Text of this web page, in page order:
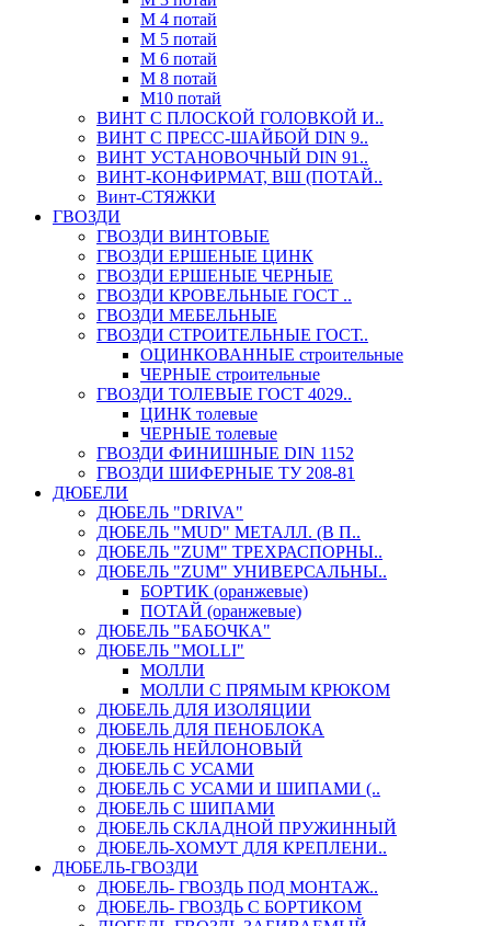
М 4 потай
М 5 потай
М 6 потай
М 8 потай
М10 потай
ВИНТ С ПЛОСКОЙ ГОЛОВКОЙ И..
ВИНТ С ПРЕСС-ШАЙБОЙ DIN 9..
ВИНТ УСТАНОВОЧНЫЙ DIN 91..
ВИНТ-КОНФИРМАТ, ВШ (ПОТАЙ..
Винт-СТЯЖКИ
ГВОЗДИ
ГВОЗДИ ВИНТОВЫЕ
ГВОЗДИ ЕРШЕНЫЕ ЦИНК
ГВОЗДИ ЕРШЕНЫЕ ЧЕРНЫЕ
ГВОЗДИ КРОВЕЛЬНЫЕ ГОСТ ..
ГВОЗДИ МЕБЕЛЬНЫЕ
ГВОЗДИ СТРОИТЕЛЬНЫЕ ГОСТ..
ОЦИНКОВАННЫЕ строительные
ЧЕРНЫЕ строительные
ГВОЗДИ ТОЛЕВЫЕ ГОСТ 4029..
ЦИНК толевые
ЧЕРНЫЕ толевые
ГВОЗДИ ФИНИШНЫЕ DIN 1152
ГВОЗДИ ШИФЕРНЫЕ ТУ 208-81
ДЮБЕЛИ
ДЮБЕЛЬ "DRIVA"
ДЮБЕЛЬ "MUD" МЕТАЛЛ. (В П..
ДЮБЕЛЬ "ZUM" ТРЕХРАСПОРНЫ..
ДЮБЕЛЬ "ZUM" УНИВЕРСАЛЬНЫ..
БОРТИК (оранжевые)
ПОТАЙ (оранжевые)
ДЮБЕЛЬ "БАБОЧКА"
ДЮБЕЛЬ "МOLLI"
МОЛЛИ
МОЛЛИ С ПРЯМЫМ КРЮКОМ
ДЮБЕЛЬ ДЛЯ ИЗОЛЯЦИИ
ДЮБЕЛЬ ДЛЯ ПЕНОБЛОКА
ДЮБЕЛЬ НЕЙЛОНОВЫЙ
ДЮБЕЛЬ С УСАМИ
ДЮБЕЛЬ С УСАМИ И ШИПАМИ (..
ДЮБЕЛЬ С ШИПАМИ
ДЮБЕЛЬ СКЛАДНОЙ ПРУЖИННЫЙ
ДЮБЕЛЬ-ХОМУТ ДЛЯ КРЕПЛЕНИ..
ДЮБЕЛЬ-ГВОЗДИ
ДЮБЕЛЬ- ГВОЗДЬ ПОД МОНТАЖ..
ДЮБЕЛЬ- ГВОЗДЬ С БОРТИКОМ